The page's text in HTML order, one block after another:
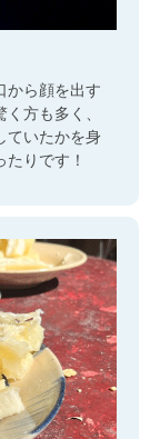
から顔を出す
方も多く、
ていたかを身
りです！